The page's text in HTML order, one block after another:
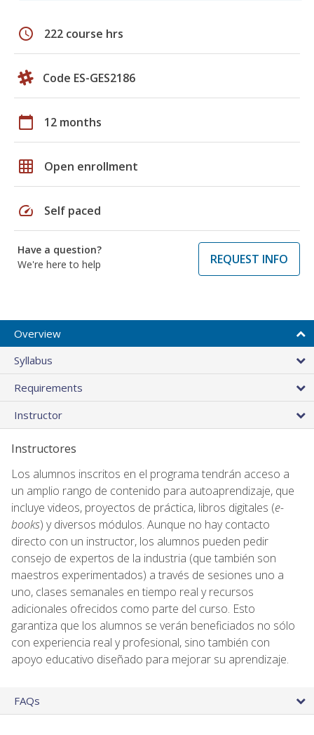
schedule 222 course hrs
Code ES-GES2186
calendar_today 12 months
grid_on Open enrollment
speed Self paced
Have a question?
We're here to help
REQUEST INFO
Overview
Syllabus
Requirements
Instructor
Instructores
Los alumnos inscritos en el programa tendrán acceso a
un amplio rango de contenido para autoaprendizaje, que
incluye videos, proyectos de práctica, libros digitales (e-
books) y diversos módulos. Aunque no hay contacto
directo con un instructor, los alumnos pueden pedir
consejo de expertos de la industria (que también son
maestros experimentados) a través de sesiones uno a
uno, clases semanales en tiempo real y recursos
adicionales ofrecidos como parte del curso. Esto
garantiza que los alumnos se verán beneficiados no sólo
con experiencia real y profesional, sino también con
apoyo educativo diseñado para mejorar su aprendizaje.
FAQs